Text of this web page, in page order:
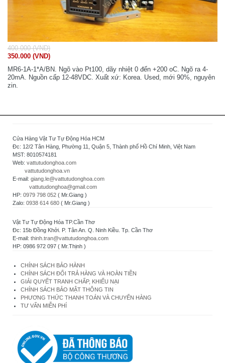
400.000 (VND)
350.000 (VND)
MR6-1A-1*A/BN. Ngõ vào Pt100, dãy nhiệt 0 đến +200 oC. Ngõ ra 4-
20mA. Nguồn cấp 12-48VDC. Xuất xứ: Korea. Used, mới 90%, nguyên
zin.
Cửa Hàng Vật Tư Tự Động Hóa HCM
Đc: 12/2 Tân Hàng, Phường 11, Quận 5, Thành phố Hồ Chí Minh, Việt Nam
MST: 8010574181
Web: vattutudonghoa.com
vattutudonghoa.vn
E-mail: giang.le@vattutudonghoa.com
vattutudonghoa@gmail.com
HP: 0979 798 052 ( Mr.Giang )
Zalo: 0938 614 680 ( Mr.Giang )
Vật Tư Tự Động Hóa TP.Cần Thơ
Đc: 15b Đồng Khởi. P. Tân An. Q. Ninh Kiều. Tp. Cần Thơ
E-mail: thinh.tran@vattutudonghoa.com
HP: 0986 972 097 ( Mr.Thịnh )
CHÍNH SÁCH BẢO HÀNH
CHÍNH SÁCH ĐỔI TRẢ HÀNG VÀ HOÀN TIỀN
GIẢI QUYẾT TRANH CHẤP, KHIẾU NẠI
CHÍNH SÁCH BẢO MẬT THÔNG TIN
PHƯƠNG THỨC THANH TOÁN VÀ CHUYỂN HÀNG
TƯ VẤN MIỄN PHÍ